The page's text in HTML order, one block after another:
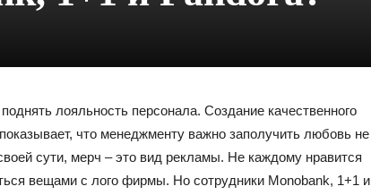
лояльность персонала. Создание качественного
что менеджменту важно заполучить любовь не
сути, мерч – это вид рекламы. Не каждому нравится
вещами с лого фирмы. Но сотрудники Monobank, 1+1 и